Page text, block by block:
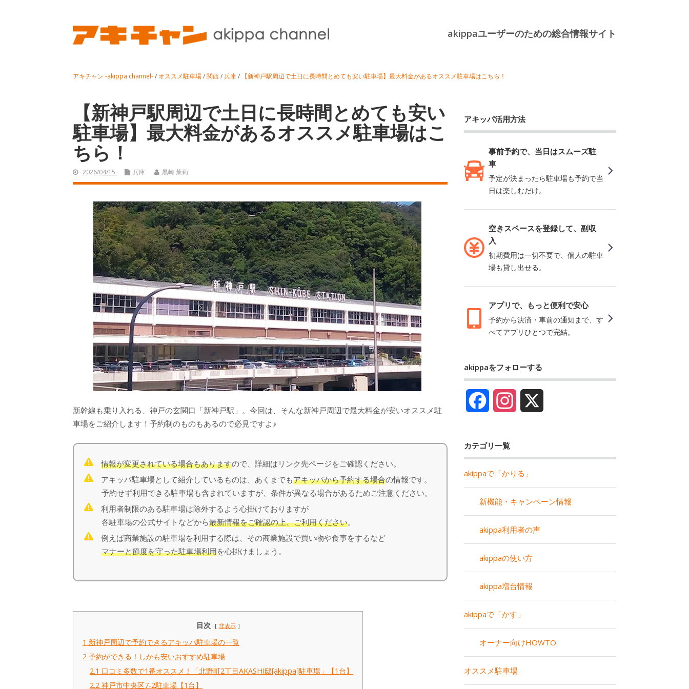
akippaユーザーのための総合情報サイト
アキチャン -akippa channel-/ オススメ駐車場/関西/兵庫/ 【新神戸駅周辺で土日に長時間とめても安い駐車場】最大料金があるオススメ駐車場はこちら！
【新神戸駅周辺で土日に長時間とめても安い
駐車場】最大料金があるオススメ駐車場はこ
ちら！
2026/04/15 兵庫 黒崎 茉莉
新幹線も乗り入れる、神戸の玄関口「新神戸駅」。今回は、そんな新神戸周辺で最大料金が安いオススメ駐
車場をご紹介します！予約制のものもあるので必見ですよ♪
情報が変更されている場合もありますので、詳細はリンク先ページをご確認ください。
アキッパ駐車場として紹介しているものは、あくまでもアキッパから予約する場合の情報です。
予約せず利用できる駐車場も含まれていますが、条件が異なる場合があるためご注意ください。
利用者制限のある駐車場は除外するよう心掛けておりますが
各駐車場の公式サイトなどから最新情報をご確認の上、ご利用ください。
例えば商業施設の駐車場を利用する際は、その商業施設で買い物や食事をするなど
マナーと節度を守った駐車場利用を心掛けましょう。
目次 非表示
1 新神戸周辺で予約できるアキッパ駐車場の一覧
2 予約ができる！しかも安いおすすめ駐車場
2.1 口コミ多数で1番オススメ！「北野町2丁目AKASHI邸[akippa]駐車場」【1台】
2.2 神戸市中央区7-2駐車場【1台】
アキッパ活用方法
事前予約で、当日はスムーズ駐
車
予定が決まったら駐車場も予約で当
日は楽しむだけ。
空きスペースを登録して、副収
入
初期費用は一切不要で、個人の駐車
場も貸し出せる。
アプリで、もっと便利で安心
予約から決済・車前の通知まで、す
べてアプリひとつで完結。
akippaをフォローする
FacebookInstagram
カテゴリ一覧
akippaで「かりる」
新機能・キャンペーン情報
akippa利用者の声
akippaの使い方
akippa増台情報
akippaで「かす」
オーナー向けHOWTO
オススメ駐車場